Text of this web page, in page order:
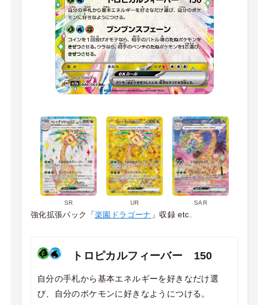
SR UR SAR
強化拡張パック「楽園ドラゴーナ 」収録 etc.
トロピカルフィーバー 150
自分の手札から基本エネルギーを好きなだけ選
び、自分のポケモンに好きなようにつける。